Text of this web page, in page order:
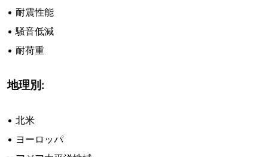
• 耐震性能
• 騒音低減
• 耐荷重
地理別:
• 北米
• ヨーロッパ